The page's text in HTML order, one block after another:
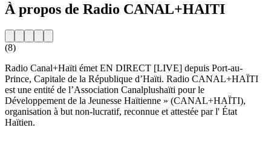
À propos de Radio CANAL+HAITI
(8)
Radio Canal+Haïti émet EN DIRECT [LIVE] depuis Port-au-
Prince, Capitale de la République d’Haïti. Radio CANAL+HAÏTI
est une entité de l’Association Canalplushaïti pour le
Développement de la Jeunesse Haïtienne » (CANAL+HAÏTI),
organisation à but non-lucratif, reconnue et attestée par l' État
Haïtien.